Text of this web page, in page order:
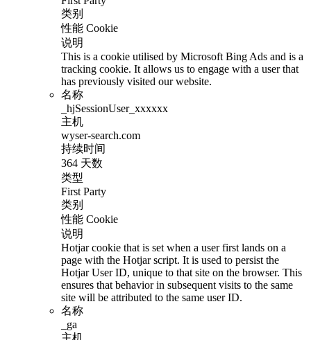
类别
性能 Cookie
说明
This is a cookie utilised by Microsoft Bing Ads and is a
tracking cookie. It allows us to engage with a user that
has previously visited our website.
名称
_hjSessionUser_xxxxxx
主机
wyser-search.com
持续时间
364 天数
类型
First Party
类别
性能 Cookie
说明
Hotjar cookie that is set when a user first lands on a
page with the Hotjar script. It is used to persist the
Hotjar User ID, unique to that site on the browser. This
ensures that behavior in subsequent visits to the same
site will be attributed to the same user ID.
名称
_ga
主机